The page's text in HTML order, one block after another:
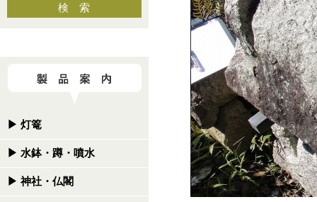
検 索
▶ 灯篭
▶ 水鉢・蹲・噴水
▶ 神社・仏閣